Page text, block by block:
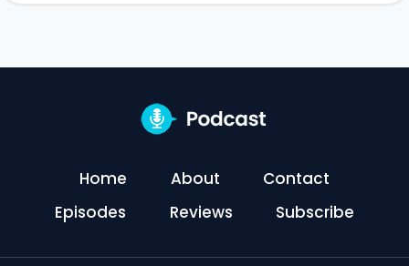
Home About
Contact
Episodes
Reviews Subscribe